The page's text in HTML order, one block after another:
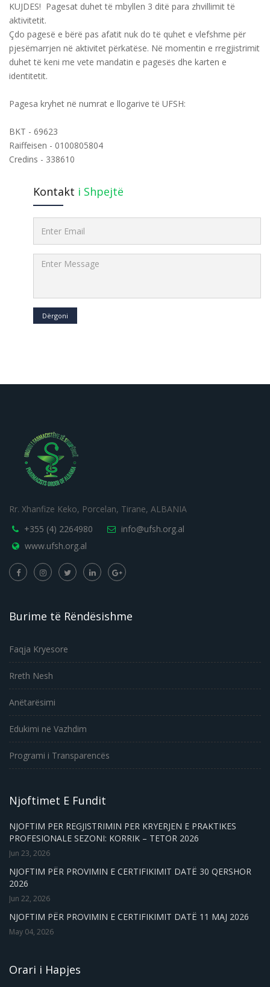
KUJDES! Pagesat duhet të mbyllen 3 ditë para zhvillimit të
aktivitetit.
Çdo pagesë e bërë pas afatit nuk do të quhet e vlefshme për
pjesëmarrjen në aktivitet përkatëse. Në momentin e rregjistrimit
duhet të keni me vete mandatin e pagesës dhe karten e
identitetit.
Pagesa kryhet në numrat e llogarive të UFSH:
BKT - 69623
Raiffeisen - 0100805804
Credins - 338610
Kontakt i Shpejtë
Dërgoni
Rr. Xhanfize Keko, Porcelan, Tirane, ALBANIA
+355 (4) 2264980
info@ufsh.org.al
www.ufsh.org.al
Burime të Rëndësishme
Faqja Kryesore
Rreth Nesh
Anëtarësimi
Edukimi në Vazhdim
Programi i Transparencës
Njoftimet E Fundit
NJOFTIM PER REGJISTRIMIN PER KRYERJEN E PRAKTIKES
PROFESIONALE SEZONI: KORRIK – TETOR 2026
Jun 23, 2026
NJOFTIM PËR PROVIMIN E CERTIFIKIMIT DATË 30 QERSHOR
2026
Jun 22, 2026
NJOFTIM PËR PROVIMIN E CERTIFIKIMIT DATË 11 MAJ 2026
May 04, 2026
Orari i Hapjes